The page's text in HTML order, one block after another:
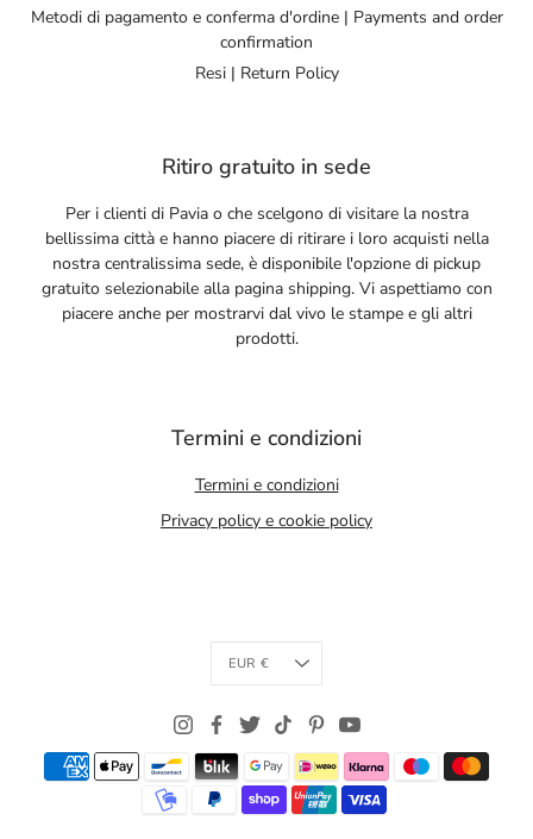
Metodi di pagamento e conferma d'ordine | Payments and order
confirmation
Resi | Return Policy
Ritiro gratuito in sede
Per i clienti di Pavia o che scelgono di visitare la nostra
bellissima città e hanno piacere di ritirare i loro acquisti nella
nostra centralissima sede, è disponibile l'opzione di pickup
gratuito selezionabile alla pagina shipping. Vi aspettiamo con
piacere anche per mostrarvi dal vivo le stampe e gli altri
prodotti.
Termini e condizioni
Termini e condizioni
Privacy policy e cookie policy
Currency
EUR €